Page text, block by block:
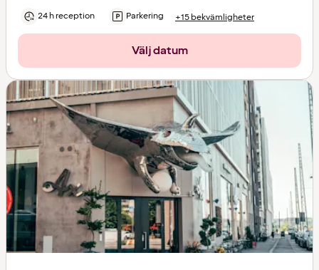
24 h reception Parkering +15 bekvämligheter
Välj datum